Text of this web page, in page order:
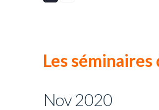
Les
Nov 2020